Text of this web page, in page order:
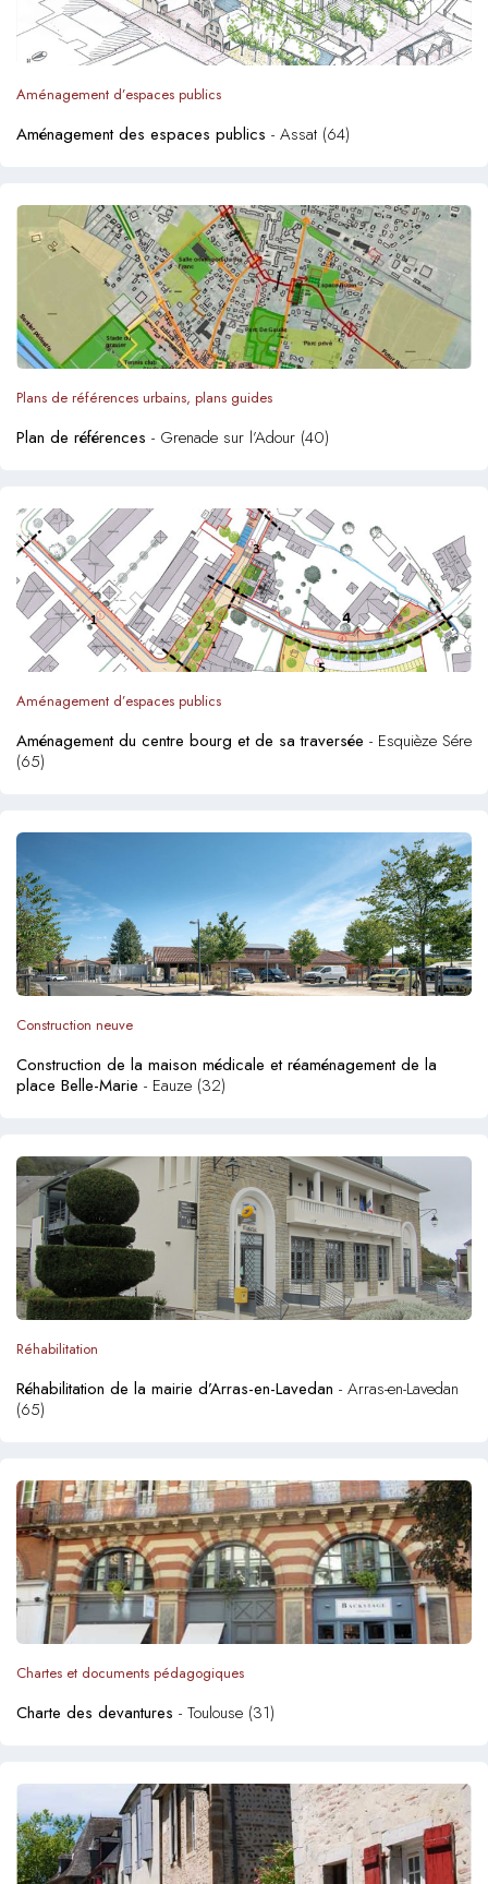
Aménagement d’espaces publics
Aménagement des espaces publics - Assat (64)
Plans de références urbains, plans guides
Plan de références - Grenade sur l’Adour (40)
Aménagement d’espaces publics
Aménagement du centre bourg et de sa traversée - Esquièze Sére
(65)
Construction neuve
Construction de la maison médicale et réaménagement de la
place Belle-Marie - Eauze (32)
Réhabilitation
Réhabilitation de la mairie d’Arras-en-Lavedan - Arras-en-Lavedan
(65)
Chartes et documents pédagogiques
Charte des devantures - Toulouse (31)